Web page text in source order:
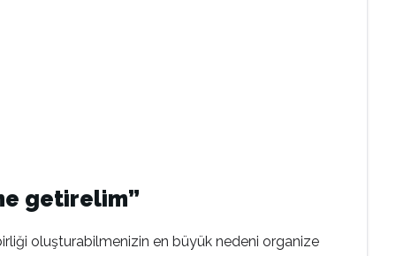
getirelim”
oluşturabilmenizin en büyük nedeni organize